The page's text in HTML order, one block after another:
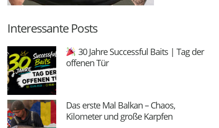
Interessante Posts
30 Jahre Successful Baits | Tag der
offenen Tür
Das erste Mal Balkan – Chaos,
Kilometer und große Karpfen